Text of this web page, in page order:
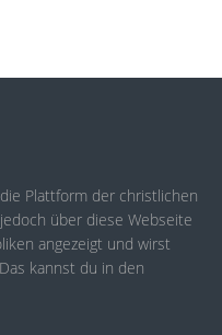
Plattform der christlichen
über diese Webseite
angezeigt und wirst
kannst du in den